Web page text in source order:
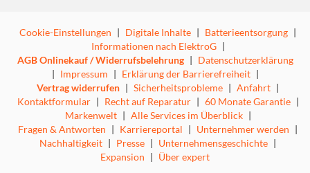
sorgt.
Ultraleichte Sechseck-Schalenkonstruktion
Die Pulsefire Haste ist mit einer Wabenschale
ausgestattet, die die Maus leichter als eine
Cookie-Einstellungen | Digitale Inhalte | Batterieentsorgung |
Informationen nach ElektroG |
AGB Onlinekauf / Widerrufsbelehrung | Datenschutzerklärung
| Impressum | Erklärung der Barrierefreiheit |
Vertrag widerrufen | Sicherheitsprobleme | Anfahrt |
Kontaktformular | Recht auf Reparatur | 60 Monate Garantie |
Markenwelt | Alle Services im Überblick |
Fragen & Antworten | Karriereportal | Unternehmer werden |
Nachhaltigkeit | Presse | Unternehmensgeschichte |
Expansion | Über expert